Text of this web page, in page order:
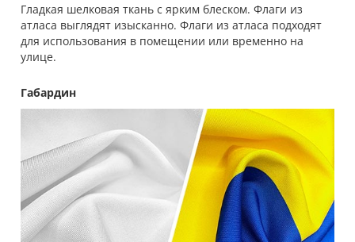
Гладкая шелковая ткань с ярким блеском. Флаги из
атласа выглядят изысканно. Флаги из атласа подходят
для использования в помещении или временно на
улице.
Габардин